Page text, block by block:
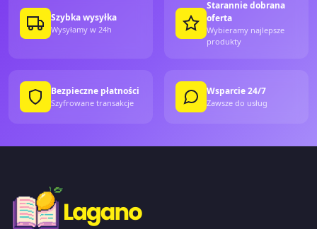
Szybka wysyłka
Wysyłamy w 24h
Starannie dobrana
oferta
Wybieramy najlepsze
produkty
Bezpieczne płatności
Szyfrowane transakcje
Wsparcie 24/7
Zawsze do usług